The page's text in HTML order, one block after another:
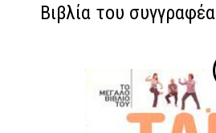
Βιβλία του συγγραφέα